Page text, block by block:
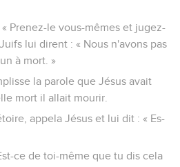
Prenez-le vous-mêmes et jugez-
lui dirent : « Nous n'avons pas
à mort. »
la parole que Jésus avait
mort il allait mourir.
appela Jésus et lui dit : « Es-
ce de toi-même que tu dis cela